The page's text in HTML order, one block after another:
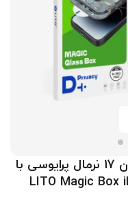
محافظ صفحه نمایش گلس آیفون 17 نرمال پرایوسی با